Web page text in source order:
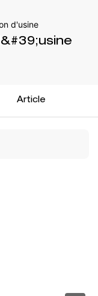
d'usine
Article